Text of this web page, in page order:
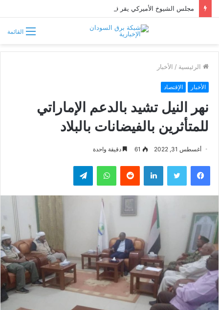
القائمة
الرئيسية / الأخبار
الأخبار الإقتصاد
نهر النيل تشيد بالدعم الإماراتي
للمتأثرين بالفيضانات بالبلاد
أغسطس 31, 2022 61 دقيقة واحدة
فيسبوك تويتر لينكدإن واتساب تيلقرام